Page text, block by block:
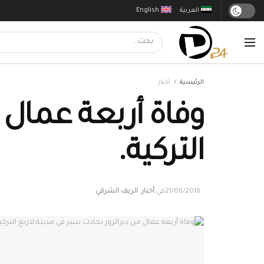
English العربية
الرئيسية أخبار
وفاة أربعة
التركية.
21/06/2016في أخبار, الريف الشرقي